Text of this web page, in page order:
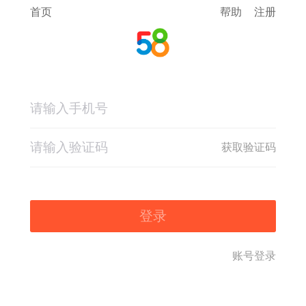
首页 帮助 注册
获取验证码
登录
账号登录